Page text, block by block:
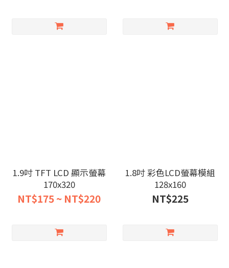
1.9吋 TFT LCD 顯示螢幕
170x320
NT$175 ~ NT$220
1.8吋 彩色LCD螢幕模組
128x160
NT$225